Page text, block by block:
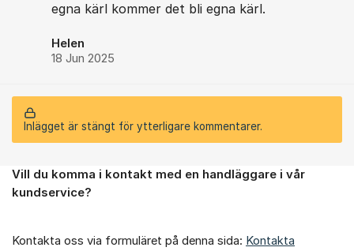
egna kärl kommer det bli egna kärl.
Helen
18 Jun 2025
Inlägget är stängt för ytterligare kommentarer.
Om forumet
Vill du komma i kontakt med en handläggare i vår
kundservice?
Kontakta oss via formuläret på denna sida: Kontakta